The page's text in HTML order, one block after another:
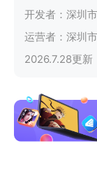
开发者： 深圳
运营者： 深圳
2026.7.28更新